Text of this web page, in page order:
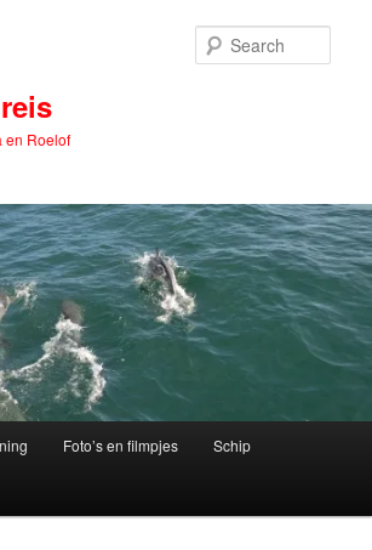
en Roelof
Foto’s en filmpjes Schip